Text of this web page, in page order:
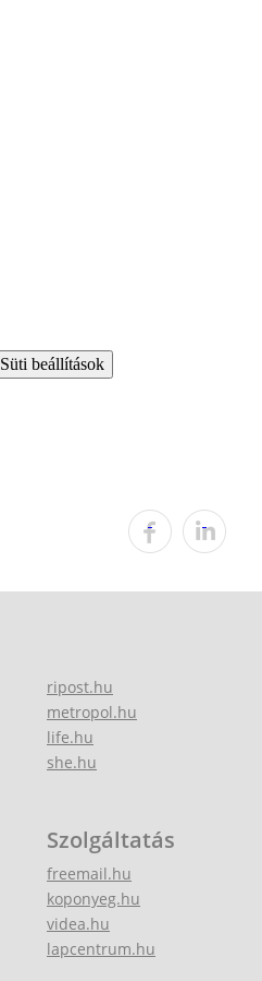
Süti beállítások
ripost.hu
metropol.hu
life.hu
she.hu
Szolgáltatás
freemail.hu
koponyeg.hu
videa.hu
lapcentrum.hu